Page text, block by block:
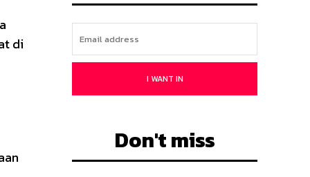
di
I WANT IN
Don't miss